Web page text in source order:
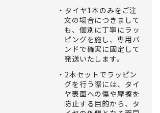
タイヤ1本のみをご注
文の場合につきまして
も、個別に丁寧にラッ
ピングを施し、専用バ
ンドで確実に固定して
発送いたします。
2本セットでラッピン
グを行う際には、タイ
ヤ表面への傷や摩擦を
防止する目的から、タ